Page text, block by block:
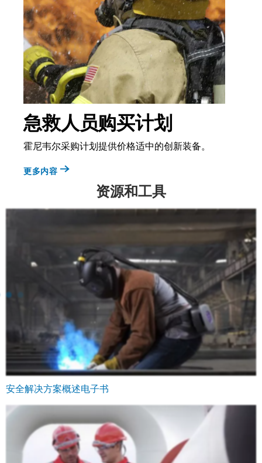
急救人员购买计划
霍尼韦尔采购计划提供价格适中的创新装备。
更多内容
资源和工具
安全解决方案概述电子书